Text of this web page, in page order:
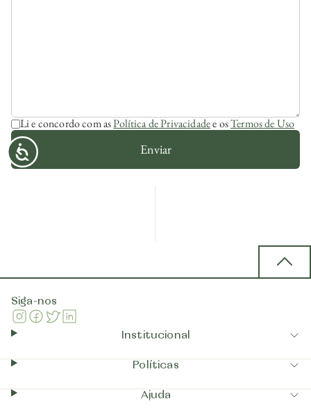
Li e concordo com asPolítica de Privacidadee osTermos de Uso
Enviar
Siga-nos
Instagram
Facebook
Twitter
Institucional
Políticas
Ajuda